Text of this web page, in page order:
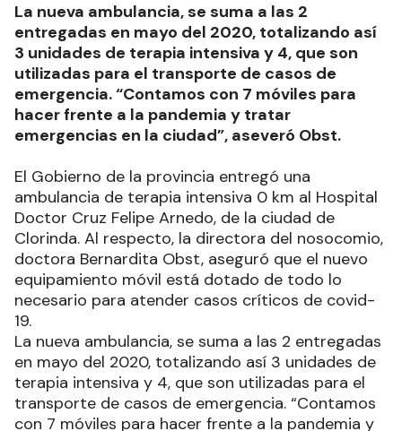
La nueva ambulancia, se suma a las 2
entregadas en mayo del 2020, totalizando así
3 unidades de terapia intensiva y 4, que son
utilizadas para el transporte de casos de
emergencia. “Contamos con 7 móviles para
hacer frente a la pandemia y tratar
emergencias en la ciudad”, aseveró Obst.
El Gobierno de la provincia entregó una
ambulancia de terapia intensiva 0 km al Hospital
Doctor Cruz Felipe Arnedo, de la ciudad de
Clorinda. Al respecto, la directora del nosocomio,
doctora Bernardita Obst, aseguró que el nuevo
equipamiento móvil está dotado de todo lo
necesario para atender casos críticos de covid-
19.
La nueva ambulancia, se suma a las 2 entregadas
en mayo del 2020, totalizando así 3 unidades de
terapia intensiva y 4, que son utilizadas para el
transporte de casos de emergencia. “Contamos
con 7 móviles para hacer frente a la pandemia y